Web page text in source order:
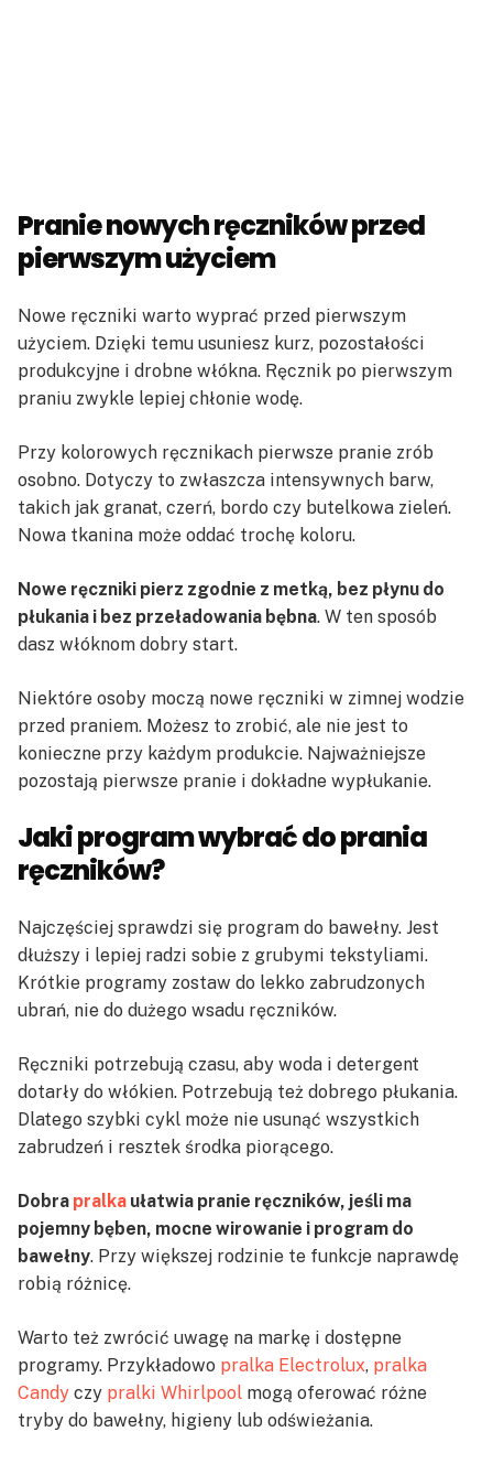
Pranie nowych ręczników przed
pierwszym użyciem
Nowe ręczniki warto wyprać przed pierwszym
użyciem. Dzięki temu usuniesz kurz, pozostałości
produkcyjne i drobne włókna. Ręcznik po pierwszym
praniu zwykle lepiej chłonie wodę.
Przy kolorowych ręcznikach pierwsze pranie zrób
osobno. Dotyczy to zwłaszcza intensywnych barw,
takich jak granat, czerń, bordo czy butelkowa zieleń.
Nowa tkanina może oddać trochę koloru.
Nowe ręczniki pierz zgodnie z metką, bez płynu do
płukania i bez przeładowania bębna. W ten sposób
dasz włóknom dobry start.
Niektóre osoby moczą nowe ręczniki w zimnej wodzie
przed praniem. Możesz to zrobić, ale nie jest to
konieczne przy każdym produkcie. Najważniejsze
pozostają pierwsze pranie i dokładne wypłukanie.
Jaki program wybrać do prania
ręczników?
Najczęściej sprawdzi się program do bawełny. Jest
dłuższy i lepiej radzi sobie z grubymi tekstyliami.
Krótkie programy zostaw do lekko zabrudzonych
ubrań, nie do dużego wsadu ręczników.
Ręczniki potrzebują czasu, aby woda i detergent
dotarły do włókien. Potrzebują też dobrego płukania.
Dlatego szybki cykl może nie usunąć wszystkich
zabrudzeń i resztek środka piorącego.
Dobra pralka ułatwia pranie ręczników, jeśli ma
pojemny bęben, mocne wirowanie i program do
bawełny. Przy większej rodzinie te funkcje naprawdę
robią różnicę.
Warto też zwrócić uwagę na markę i dostępne
programy. Przykładowo pralka Electrolux, pralka
Candy czy pralki Whirlpool mogą oferować różne
tryby do bawełny, higieny lub odświeżania.